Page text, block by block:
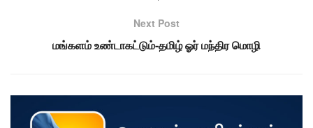
Next Post
மங்களம் உண்டாகட்டும்-தமிழ் ஓர் மந்திர மொழி